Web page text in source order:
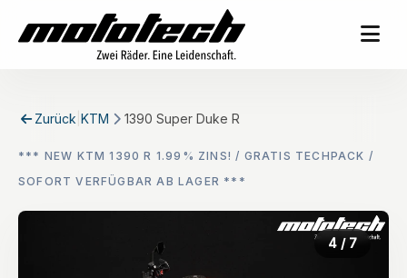
Zurück KTM 1390 Super Duke R
*** NEW KTM 1390 R 1.99% ZINS! / GRATIS TECHPACK /
SOFORT VERFÜGBAR AB LAGER ***
4 / 7